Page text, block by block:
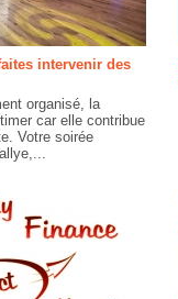
intervenir des
organisé, la
car elle contribue
Votre soirée